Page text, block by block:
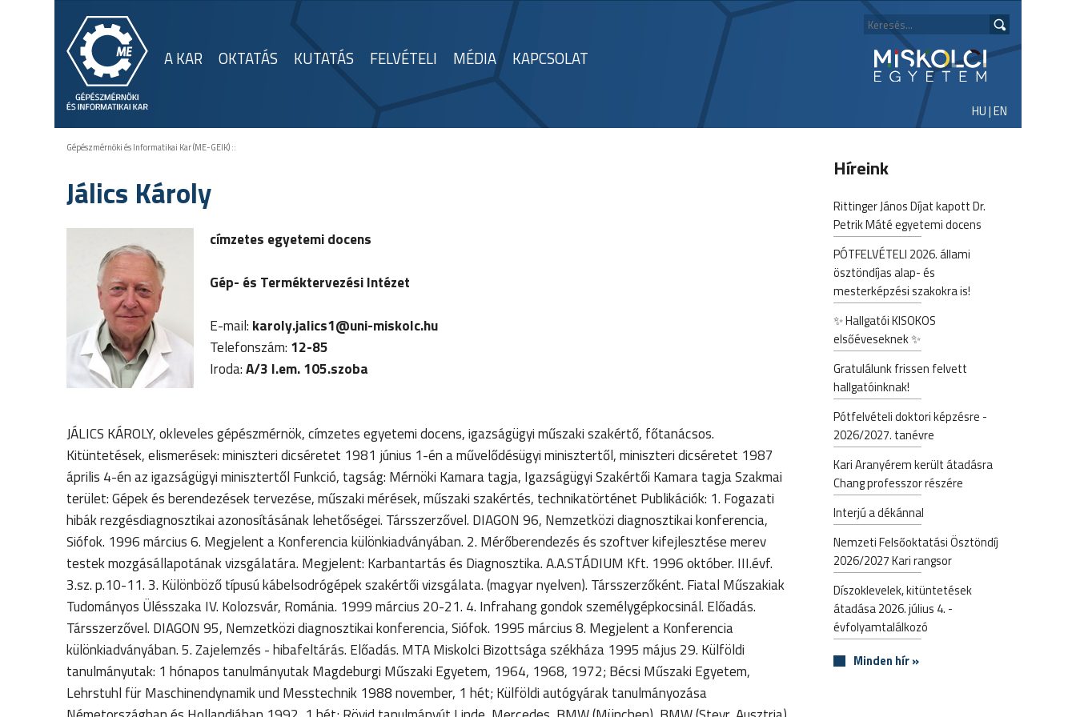
A KAR OKTATÁS KUTATÁS FELVÉTELI MÉDIA KAPCSOLAT
HU|EN
Gépészmérnöki és Informatikai Kar (ME-GEIK)::
Jálics Károly
címzetes egyetemi docens
Gép- és Terméktervezési Intézet
E-mail: karoly.jalics1@uni-miskolc.hu
Telefonszám: 12-85
Iroda:A/3 I.em. 105.szoba
JÁLICS KÁROLY, okleveles gépészmérnök, címzetes egyetemi docens, igazságügyi műszaki szakértő, főtanácsos.
Kitüntetések, elismerések: miniszteri dicséretet 1981 június 1-én a művelődésügyi minisztertől, miniszteri dicséretet 1987
április 4-én az igazságügyi minisztertől Funkció, tagság: Mérnöki Kamara tagja, Igazságügyi Szakértői Kamara tagja Szakmai
terület: Gépek és berendezések tervezése, műszaki mérések, műszaki szakértés, technikatörténet Publikációk: 1. Fogazati
hibák rezgésdiagnosztikai azonosításának lehetőségei. Társszerzővel. DIAGON 96, Nemzetközi diagnosztikai konferencia,
Siófok. 1996 március 6. Megjelent a Konferencia különkiadványában. 2. Mérőberendezés és szoftver kifejlesztése merev
testek mozgásállapotának vizsgálatára. Megjelent: Karbantartás és Diagnosztika. A.A.STÁDIUM Kft. 1996 október. III.évf.
3.sz. p.10-11. 3. Különböző típusú kábelsodrógépek szakértői vizsgálata. (magyar nyelven). Társszerzőként. Fiatal Műszakiak
Tudományos Ülésszaka IV. Kolozsvár, Románia. 1999 március 20-21. 4. Infrahang gondok személygépkocsinál. Előadás.
Társszerzővel. DIAGON 95, Nemzetközi diagnosztikai konferencia, Siófok. 1995 március 8. Megjelent a Konferencia
különkiadványában. 5. Zajelemzés - hibafeltárás. Előadás. MTA Miskolci Bizottsága székháza 1995 május 29. Külföldi
tanulmányutak: 1 hónapos tanulmányutak Magdeburgi Műszaki Egyetem, 1964, 1968, 1972; Bécsi Műszaki Egyetem,
Lehrstuhl für Maschinendynamik und Messtechnik 1988 november, 1 hét; Külföldi autógyárak tanulmányozása
Híreink
Rittinger János Díjat kapott Dr.
Petrik Máté egyetemi docens
PÓTFELVÉTELI 2026. állami
ösztöndíjas alap- és
mesterképzési szakokra is!
✨ Hallgatói KISOKOS
elsőéveseknek ✨
Gratulálunk frissen felvett
hallgatóinknak!
Pótfelvételi doktori képzésre -
2026/2027. tanévre
Kari Aranyérem került átadásra
Chang professzor részére
Interjú a dékánnal
Nemzeti Felsőoktatási Ösztöndíj
2026/2027 Kari rangsor
Díszoklevelek, kitüntetések
átadása 2026. július 4. -
évfolyamtalálkozó
Minden hír »